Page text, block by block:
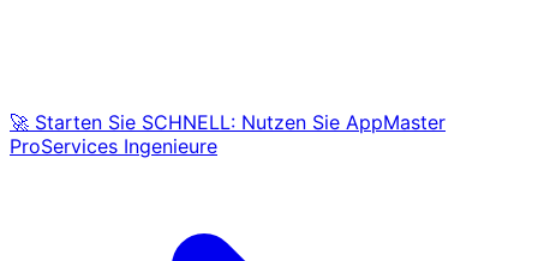
🚀 Starten Sie SCHNELL: Nutzen Sie AppMaster
ProServices Ingenieure